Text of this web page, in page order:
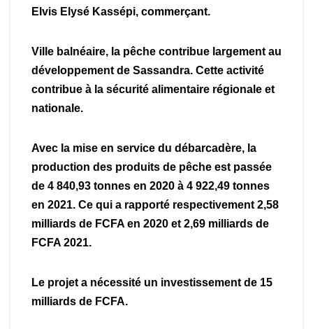
Elvis Elysé Kassépi, commerçant.
Ville balnéaire, la pêche contribue largement au
développement de Sassandra. Cette activité
contribue à la sécurité alimentaire régionale et
nationale.
Avec la mise en service du débarcadère, la
production des produits de pêche est passée
de 4 840,93 tonnes en 2020 à 4 922,49 tonnes
en 2021. Ce qui a rapporté respectivement 2,58
milliards de FCFA en 2020 et 2,69 milliards de
FCFA 2021.
Le projet a nécessité un investissement de 15
milliards de FCFA.